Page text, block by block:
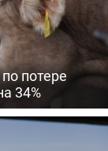
потере
34%